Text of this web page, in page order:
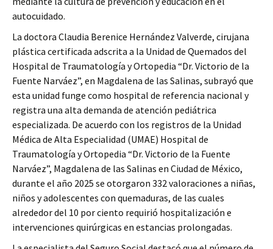
autocuidado.
La doctora Claudia Berenice Hernández Valverde, cirujana
plástica certificada adscrita a la Unidad de Quemados del
Hospital de Traumatología y Ortopedia “Dr. Victorio de la
Fuente Narváez”, en Magdalena de las Salinas, subrayó que
esta unidad funge como hospital de referencia nacional y
registra una alta demanda de atención pediátrica
especializada. De acuerdo con los registros de la Unidad
Médica de Alta Especialidad (UMAE) Hospital de
Traumatología y Ortopedia “Dr. Victorio de la Fuente
Narváez”, Magdalena de las Salinas en Ciudad de México,
durante el año 2025 se otorgaron 332 valoraciones a niñas,
niños y adolescentes con quemaduras, de las cuales
alrededor del 10 por ciento requirió hospitalización e
intervenciones quirúrgicas en estancias prolongadas.